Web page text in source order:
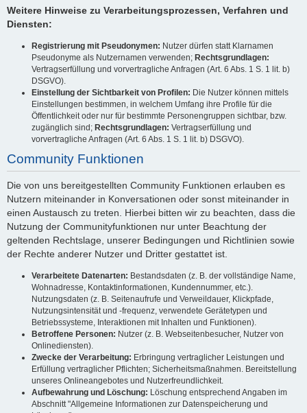
Weitere Hinweise zu Verarbeitungsprozessen, Verfahren und
Diensten:
Registrierung mit Pseudonymen: Nutzer dürfen statt Klarnamen
Pseudonyme als Nutzernamen verwenden; Rechtsgrundlagen:
Vertragserfüllung und vorvertragliche Anfragen (Art. 6 Abs. 1 S. 1 lit. b)
DSGVO).
Einstellung der Sichtbarkeit von Profilen: Die Nutzer können mittels
Einstellungen bestimmen, in welchem Umfang ihre Profile für die
Öffentlichkeit oder nur für bestimmte Personengruppen sichtbar, bzw.
zugänglich sind; Rechtsgrundlagen: Vertragserfüllung und
vorvertragliche Anfragen (Art. 6 Abs. 1 S. 1 lit. b) DSGVO).
Community Funktionen
Die von uns bereitgestellten Community Funktionen erlauben es
Nutzern miteinander in Konversationen oder sonst miteinander in
einen Austausch zu treten. Hierbei bitten wir zu beachten, dass die
Nutzung der Communityfunktionen nur unter Beachtung der
geltenden Rechtslage, unserer Bedingungen und Richtlinien sowie
der Rechte anderer Nutzer und Dritter gestattet ist.
Verarbeitete Datenarten: Bestandsdaten (z. B. der vollständige Name,
Wohnadresse, Kontaktinformationen, Kundennummer, etc.).
Nutzungsdaten (z. B. Seitenaufrufe und Verweildauer, Klickpfade,
Nutzungsintensität und -frequenz, verwendete Gerätetypen und
Betriebssysteme, Interaktionen mit Inhalten und Funktionen).
Betroffene Personen: Nutzer (z. B. Webseitenbesucher, Nutzer von
Onlinediensten).
Zwecke der Verarbeitung: Erbringung vertraglicher Leistungen und
Erfüllung vertraglicher Pflichten; Sicherheitsmaßnahmen. Bereitstellung
unseres Onlineangebotes und Nutzerfreundlichkeit.
Aufbewahrung und Löschung: Löschung entsprechend Angaben im
Abschnitt "Allgemeine Informationen zur Datenspeicherung und